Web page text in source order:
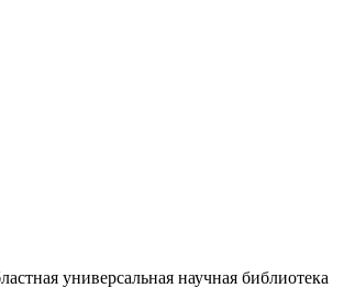
универсальная научная библиотека